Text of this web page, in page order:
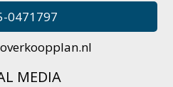
0471797
MEDIA